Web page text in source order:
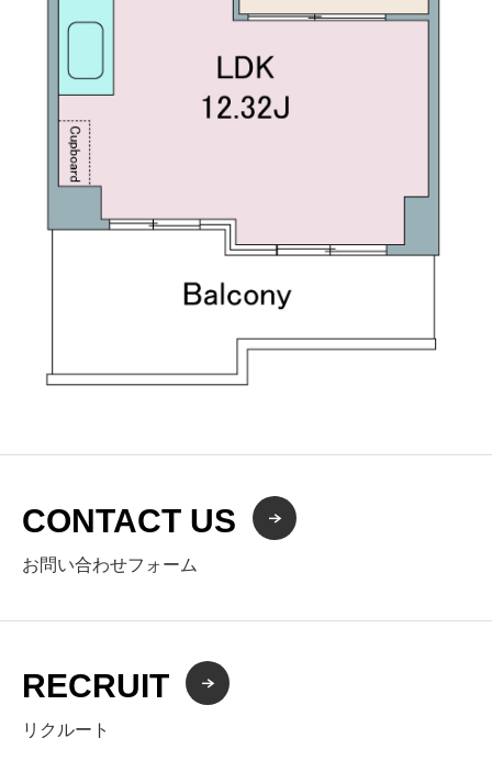
CONTACT US
お問い合わせフォーム
RECRUIT
リクルート